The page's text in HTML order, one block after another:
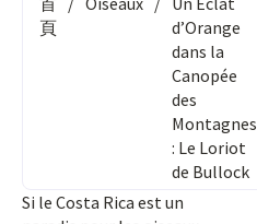
頁
d’Orange
dans la
Canopée
des
Montagnes
: Le Loriot
de Bullock
Si le Costa Rica est un